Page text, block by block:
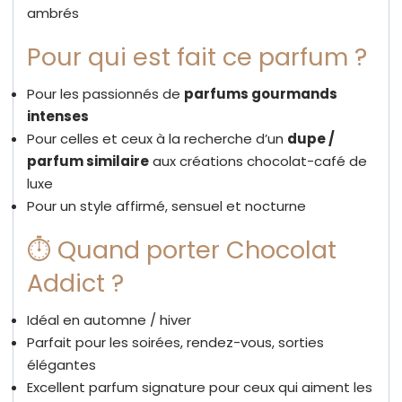
ambrés
Pour qui est fait ce parfum ?
Pour les passionnés de parfums gourmands
intenses
Pour celles et ceux à la recherche d’un dupe /
parfum similaireaux créations chocolat-café de
luxe
Pour un style affirmé, sensuel et nocturne
⏱ Quand porter Chocolat
Addict ?
Idéal en automne / hiver
Parfait pour les soirées, rendez-vous, sorties
élégantes
Excellent parfum signature pour ceux qui aiment les